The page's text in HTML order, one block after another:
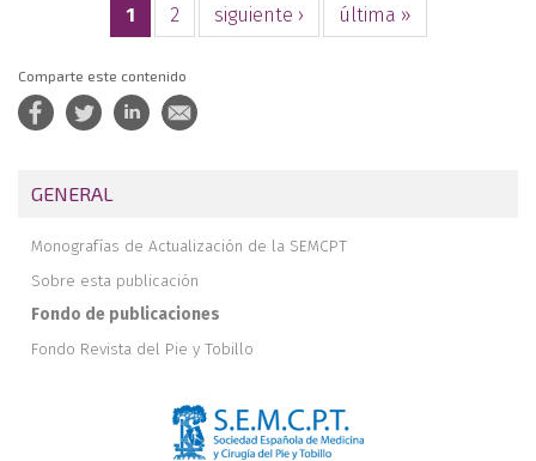
1 2 siguiente › última »
Comparte este contenido
GENERAL
Monografías de Actualización de la SEMCPT
Sobre esta publicación
Fondo de publicaciones
Fondo Revista del Pie y Tobillo